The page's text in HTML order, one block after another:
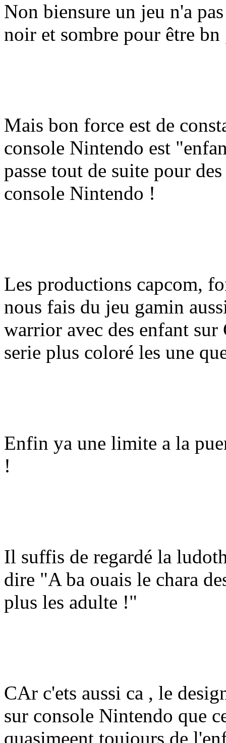
Non biensure un jeu n'a
noir et sombre pour être
Mais bon force est de
console Nintendo est
passe tout de suite pour
console Nintendo !
Les productions capcom,
nous fais du jeu gamin
warrior avec des enfant
serie plus coloré les une
Enfin ya une limite a la
!
Il suffis de regardé la
dire "A ba ouais le chara
plus les adulte !"
CAr c'ets aussi ca , le
sur console Nintendo que
quasimeent toujours de